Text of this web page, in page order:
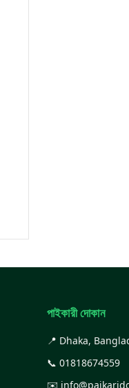
পাইকারী দোকান
📍 Dhaka,
📞 01818674559
✉️